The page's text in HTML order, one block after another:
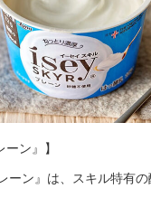
ーン』】
ーン』は、スキル特有の